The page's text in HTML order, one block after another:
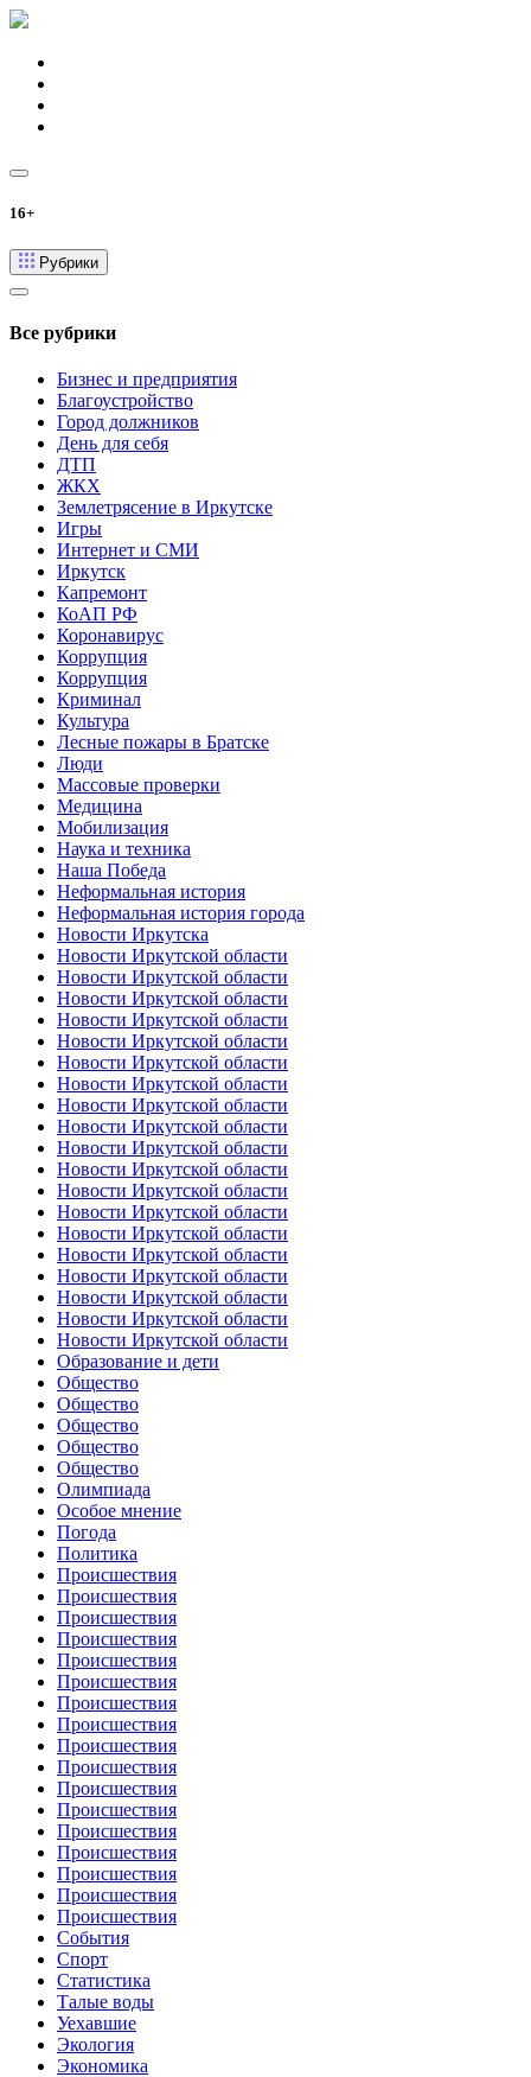
16+
Рубрики
Все рубрики
Бизнес и предприятия
Благоустройство
Город должников
День для себя
ДТП
ЖКХ
Землетрясение в Иркутске
Игры
Интернет и СМИ
Иркутск
Капремонт
КоАП РФ
Коронавирус
Коррупция
Коррупция
Криминал
Культура
Лесные пожары в Братске
Люди
Массовые проверки
Медицина
Мобилизация
Наука и техника
Наша Победа
Неформальная история
Неформальная история города
Новости Иркутска
Новости Иркутской области
Новости Иркутской области
Новости Иркутской области
Новости Иркутской области
Новости Иркутской области
Новости Иркутской области
Новости Иркутской области
Новости Иркутской области
Новости Иркутской области
Новости Иркутской области
Новости Иркутской области
Новости Иркутской области
Новости Иркутской области
Новости Иркутской области
Новости Иркутской области
Новости Иркутской области
Новости Иркутской области
Новости Иркутской области
Новости Иркутской области
Образование и дети
Общество
Общество
Общество
Общество
Общество
Олимпиада
Особое мнение
Погода
Политика
Происшествия
Происшествия
Происшествия
Происшествия
Происшествия
Происшествия
Происшествия
Происшествия
Происшествия
Происшествия
Происшествия
Происшествия
Происшествия
Происшествия
Происшествия
Происшествия
Происшествия
События
Спорт
Статистика
Талые воды
Уехавшие
Экология
Экономика